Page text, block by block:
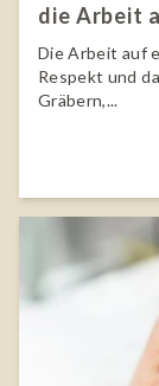
die Arbeit
Die Arbeit auf
Respekt und
Gräbern,...